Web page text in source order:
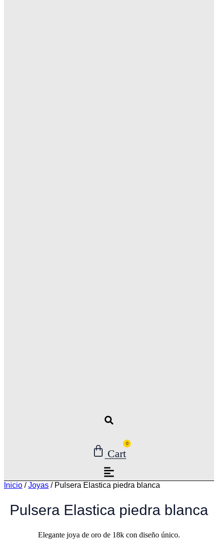
0
Cart
Inicio /Joyas / Pulsera Elastica piedra blanca
Pulsera Elastica piedra blanca
Elegante joya de oro de 18k con diseño único.